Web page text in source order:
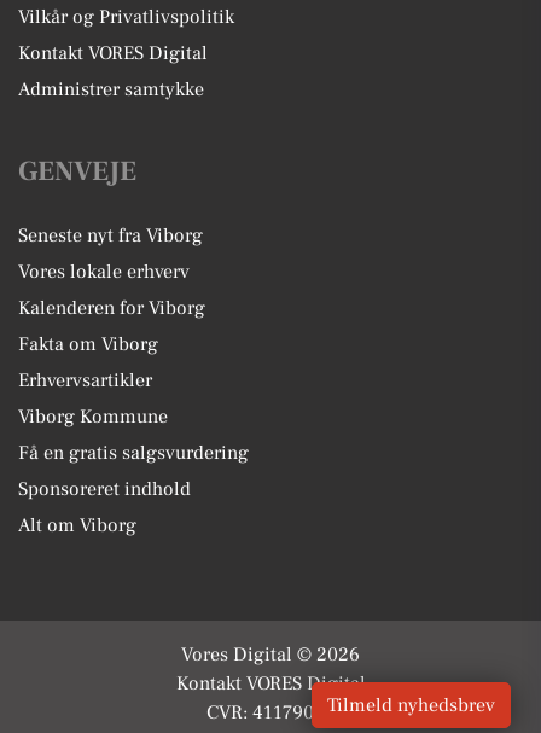
Vilkår og Privatlivspolitik
Kontakt VORES Digital
Administrer samtykke
GENVEJE
Seneste nyt fra Viborg
Vores lokale erhverv
Kalenderen for Viborg
Fakta om Viborg
Erhvervsartikler
Viborg Kommune
Få en gratis salgsvurdering
Sponsoreret indhold
Alt om Viborg
Vores Digital © 2026
Kontakt VORES Digital
CVR: 41179082Tilmeld nyhedsbrev